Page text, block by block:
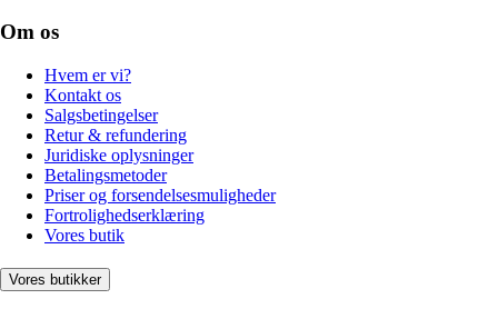
Om os
Hvem er vi?
Kontakt os
Salgsbetingelser
Retur & refundering
Juridiske oplysninger
Betalingsmetoder
Priser og forsendelsesmuligheder
Fortrolighedserklæring
Vores butik
Vores butikker